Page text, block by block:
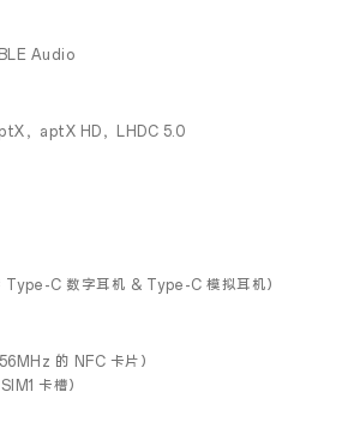
Audio
，aptX HD，LHDC 5.0
C 数字耳机 & Type-C 模拟耳机）
的 NFC 卡片）
卡槽）